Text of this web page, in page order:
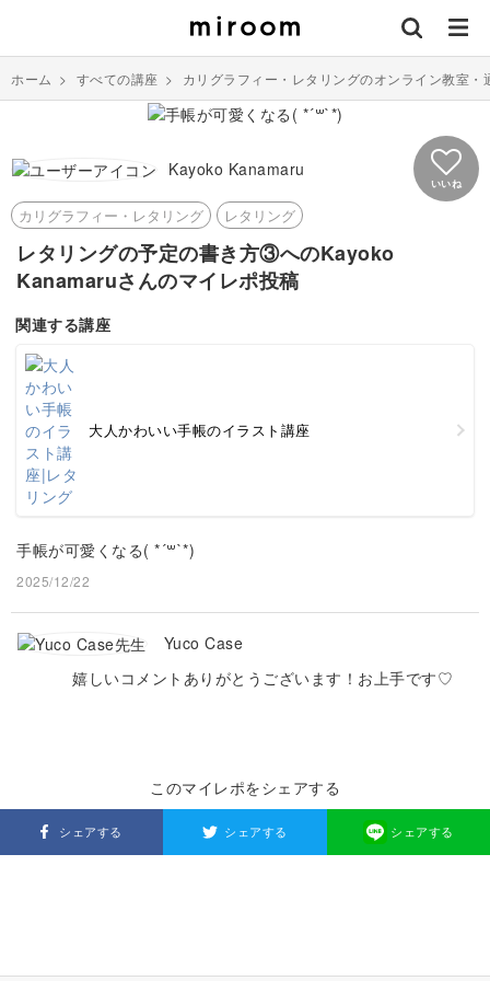
ホーム > すべての講座 > カリグラフィー・レタリングのオンライン教室・
Kayoko Kanamaru
いいね
カリグラフィー・レタリング レタリング
レタリングの予定の書き方③へのKayoko
Kanamaruさんのマイレポ投稿
関連する講座
大人かわいい手帳のイラスト講座
手帳が可愛くなる( *´꒳`*)
2025/12/22
Yuco Case
嬉しいコメントありがとうございます！お上手です♡
このマイレポをシェアする
シェアする シェアする シェアする